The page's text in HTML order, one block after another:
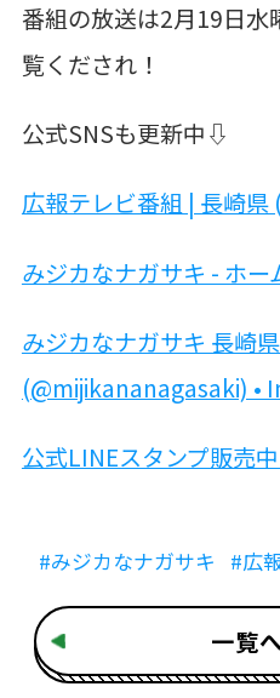
番組の放送は2月19日水
覧くだされ！
公式SNSも更新中⇩
広報テレビ番組 | 長崎
みジカなナガサキ - ホ
みジカなナガサキ 長崎
(@mijikananagasaki) •
公式LINEスタンプ販売
#みジカなナガサキ #広
一覧